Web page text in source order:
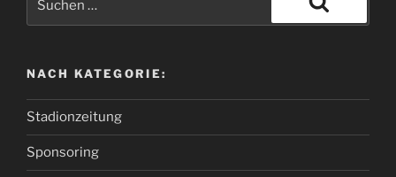
NACH KATEGORIE:
Stadionzeitung
Sponsoring